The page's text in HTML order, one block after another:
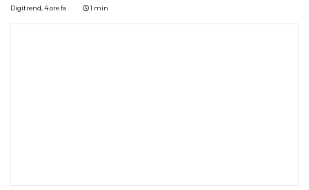
Digitrend,4 ore fa 1 min